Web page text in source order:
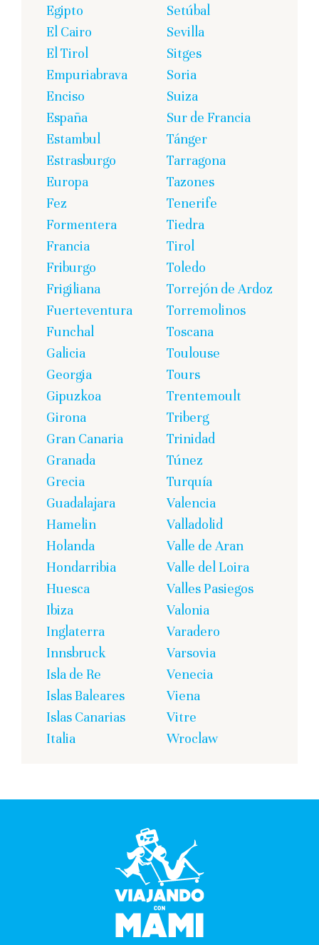
Egipto
El Cairo
El Tirol
Empuriabrava
Enciso
España
Estambul
Estrasburgo
Europa
Fez
Formentera
Francia
Friburgo
Frigiliana
Fuerteventura
Funchal
Galicia
Georgia
Gipuzkoa
Girona
Gran Canaria
Granada
Grecia
Guadalajara
Hamelin
Holanda
Hondarribia
Huesca
Ibiza
Inglaterra
Innsbruck
Isla de Re
Islas Baleares
Islas Canarias
Italia
Setúbal
Sevilla
Sitges
Soria
Suiza
Sur de Francia
Tánger
Tarragona
Tazones
Tenerife
Tiedra
Tirol
Toledo
Torrejón de Ardoz
Torremolinos
Toscana
Toulouse
Tours
Trentemoult
Triberg
Trinidad
Túnez
Turquía
Valencia
Valladolid
Valle de Aran
Valle del Loira
Valles Pasiegos
Valonia
Varadero
Varsovia
Venecia
Viena
Vitre
Wroclaw